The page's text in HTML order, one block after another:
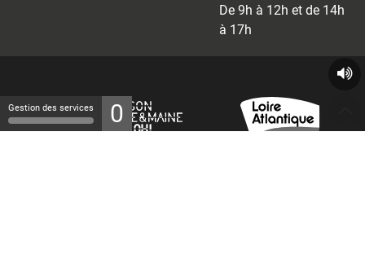
De 9h à 12h et de 14h
à 17h
Gestion des services 0